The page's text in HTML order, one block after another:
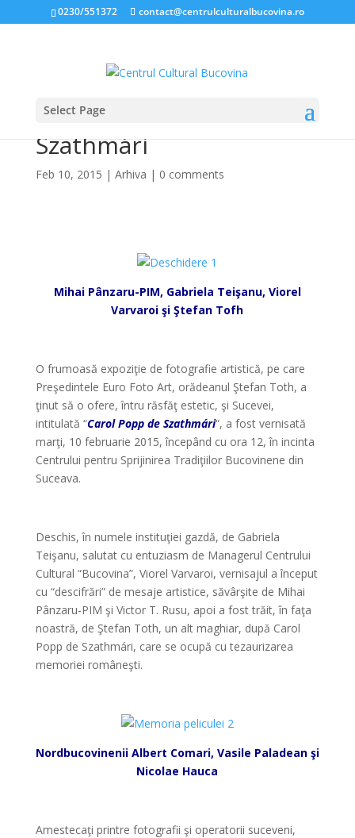
0230/551372 contact@centrulculturalbucovina.ro
Select Page
Expoziţia Carol Popp de
Szathmári
Feb 10, 2015 | Arhiva | 0 comments
Mihai Pânzaru-PIM, Gabriela Teişanu, Viorel
Varvaroi şi Ştefan Tofh
O frumoasă expoziţie de fotografie artistică, pe care
Preşedintele Euro Foto Art, orădeanul Ştefan Toth, a
ţinut să o ofere, întru răsfăţ estetic, şi Sucevei,
intitulată “Carol Popp de Szathmári“, a fost vernisată
marţi, 10 februarie 2015, începând cu ora 12, în incinta
Centrului pentru Sprijinirea Tradiţiilor Bucovinene din
Suceava.
Deschis, în numele instituţiei gazdă, de Gabriela
Teişanu, salutat cu entuziasm de Managerul Centrului
Cultural “Bucovina”, Viorel Varvaroi, vernisajul a început
cu “descifrări” de mesaje artistice, săvârşite de Mihai
Pânzaru-PIM şi Victor T. Rusu, apoi a fost trăit, în faţa
noastră, de Ştefan Toth, un alt maghiar, după Carol
Popp de Szathmári, care se ocupă cu tezaurizarea
memoriei româneşti.
Nordbucovinenii Albert Comari, Vasile Paladean şi
Nicolae Hauca
Amestecaţi printre fotografii şi operatorii suceveni,